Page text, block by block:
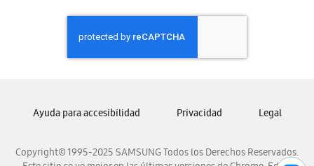
Samsung Honduras
Samsung Nicaragua
Samsung Panamá
Samsung Venezuela
Copyright© 1995-2025 SAMSUNG Todos los Derechos Reservados.
Ayuda para accesibilidad Privacidad Legal